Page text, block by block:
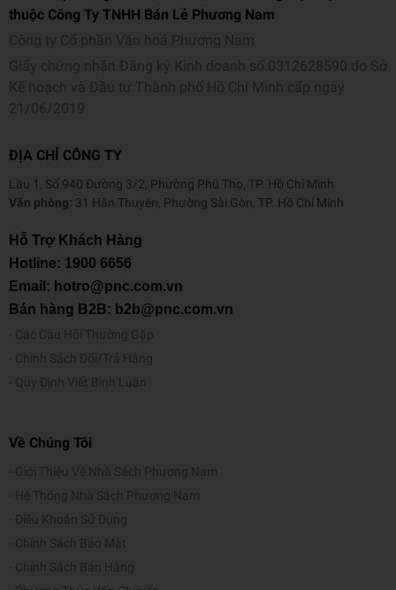
thuộc Công Ty TNHH Bán Lẻ Phương Nam
Công ty Cổ phần Văn hoá Phương Nam
Giấy chứng nhận Đăng ký Kinh doanh số 0312628590 do Sở
Kế hoạch và Đầu tư Thành phố Hồ Chí Minh cấp ngày
21/06/2019
ĐỊA CHỈ CÔNG TY
Lầu 1, Số 940 Đường 3/2, Phường Phú Thọ, TP. Hồ Chí Minh
Văn phòng: 31 Hàn Thuyên, Phường Sài Gòn, TP. Hồ Chí Minh
Hỗ Trợ Khách Hàng
Hotline: 1900 6656
Email: hotro@pnc.com.vn
Bán hàng B2B: b2b@pnc.com.vn
Các Câu Hỏi Thường Gặp
Chính Sách Đổi/Trả Hàng
Quy Định Viết Bình Luận
Về Chúng Tôi
Giới Thiệu Về Nhà Sách Phương Nam
Hệ Thống Nhà Sách Phương Nam
Điều Khoản Sử Dụng
Chính Sách Bảo Mật
Chính Sách Bán Hàng